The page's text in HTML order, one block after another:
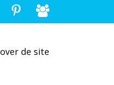
over de site